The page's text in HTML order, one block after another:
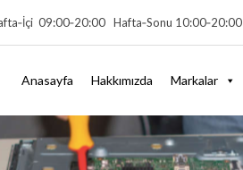
09:00‑20:00 Hafta‑Sonu 10:00‑20:00
Anasayfa Hakkımızda Markalar